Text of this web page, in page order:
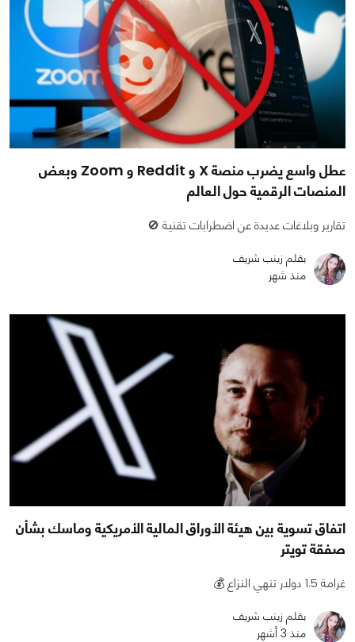
عطل واسع يضرب منصة X و Reddit و Zoom وبعض
المنصات الرقمية حول العالم
تقارير وبلاغات عديدة عن اضطرابات تقنية 🚫
بقلم زينب شريف
منذ شهر
اتفاق تسوية بين هيئة الأوراق المالية الأمريكية وماسك بشأن
صفقة تويتر
غرامة 1.5 دولار تنهي النزاع 💰
بقلم زينب شريف
منذ 3 أشهر